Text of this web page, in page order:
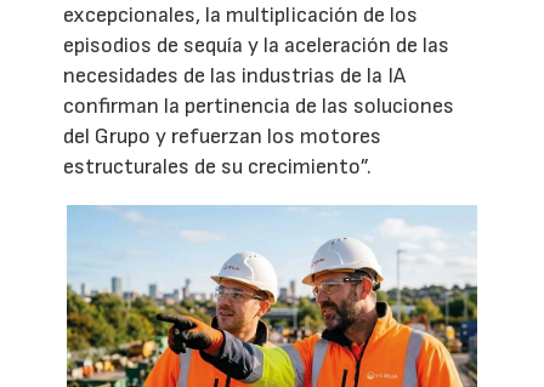
excepcionales, la multiplicación de los
episodios de sequía y la aceleración de las
necesidades de las industrias de la IA
confirman la pertinencia de las soluciones
del Grupo y refuerzan los motores
estructurales de su crecimiento”.